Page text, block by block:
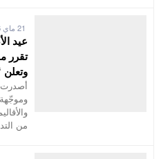
تقرر
وتعلن
أصدرت
من